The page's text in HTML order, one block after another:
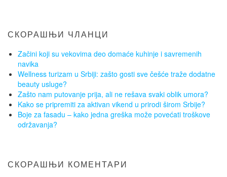
СКОРАШЊИ ЧЛАНЦИ
Začini koji su vekovima deo domaće kuhinje i savremenih
navika
Wellness turizam u Srbiji: zašto gosti sve češće traže dodatne
beauty usluge?
Zašto nam putovanje prija, ali ne rešava svaki oblik umora?
Kako se pripremiti za aktivan vikend u prirodi širom Srbije?
Boje za fasadu – kako jedna greška može povećati troškove
održavanja?
СКОРАШЊИ КОМЕНТАРИ